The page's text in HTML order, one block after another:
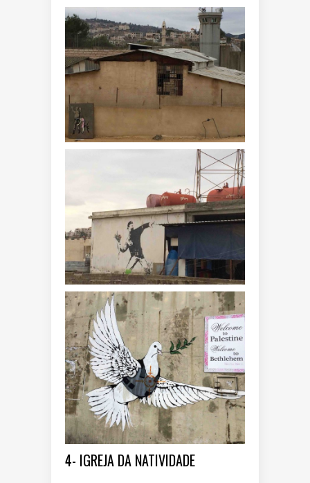
4- IGREJA DA NATIVIDADE